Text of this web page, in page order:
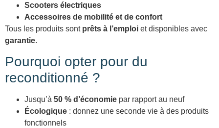
Scooters électriques
Accessoires de mobilité et de confort
Tous les produits sont prêts à l’emploi et disponibles avec
garantie.
Pourquoi opter pour du
reconditionné ?
Jusqu’à 50 % d’économie par rapport au neuf
Écologique : donnez une seconde vie à des produits
fonctionnels